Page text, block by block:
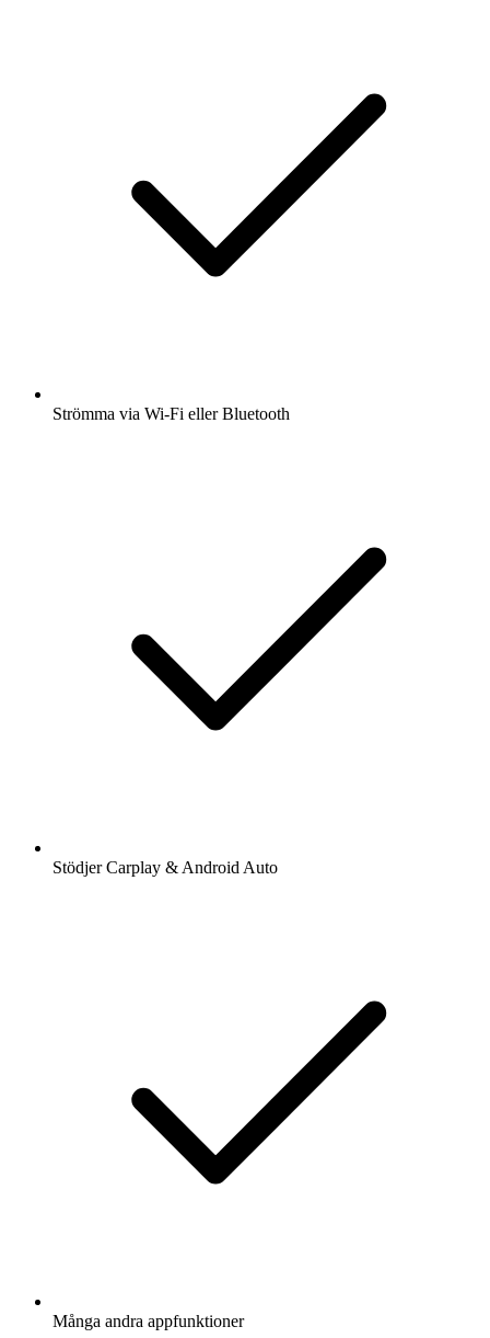
Strömma via Wi-Fi eller Bluetooth
Stödjer Carplay & Android Auto
Många andra appfunktioner